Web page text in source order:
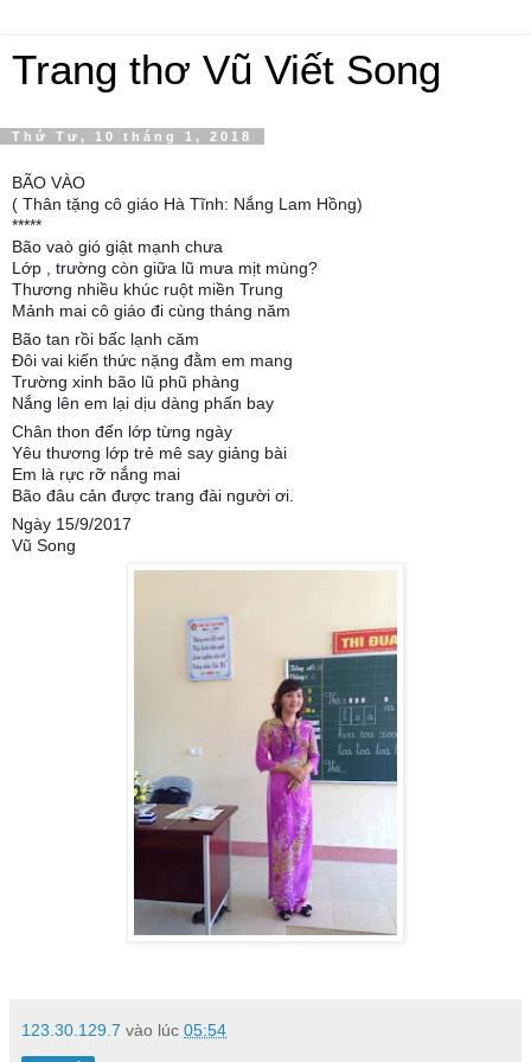
Trang thơ Vũ Viết Song
Thứ Tư, 10 tháng 1, 2018
BÃO VÀO
( Thân tặng cô giáo Hà Tĩnh: Nắng Lam Hồng)
*****
Bão vaò gió giật mạnh chưa
Lớp , trường còn giữa lũ mưa mịt mùng?
Thương nhiều khúc ruột miền Trung
Mảnh mai cô giáo đi cùng tháng năm
Bão tan rồi bấc lạnh căm
Đôi vai kiến thức nặng đằm em mang
Trường xinh bão lũ phũ phàng
Nắng lên em lại dịu dàng phấn bay
Chân thon đến lớp từng ngày
Yêu thương lớp trẻ mê say giảng bài
Em là rực rỡ nắng mai
Bão đâu cản được trang đài người ơi.
Ngày 15/9/2017
Vũ Song
123.30.129.7 vào lúc 05:54